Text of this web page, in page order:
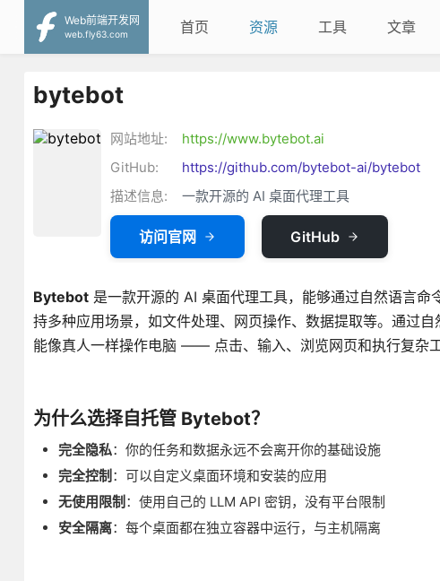
Web前端开发网
web.fly63.com
首页 资源 工具 文章
bytebot
网站地址:
https://www.bytebot.ai
GitHub:
https://github.com/bytebot-ai/bytebot
描述信息:
一款开源的 AI 桌面代理工具
访问官网 GitHub
Bytebot是一款开源的 AI 桌面代理工具，能够通过自然语言命
持多种应用场景，如文件处理、网页操作、数据提取等。通过
能像真人一样操作电脑 —— 点击、输入、浏览网页和执行复杂工
为什么选择自托管 Bytebot？
完全隐私：你的任务和数据永远不会离开你的基础设施
完全控制 ：可以自定义桌面环境和安装的应用
无使用限制 ：使用自己的 LLM API 密钥，没有平台限制
安全隔离：每个桌面都在独立容器中运行，与主机隔离